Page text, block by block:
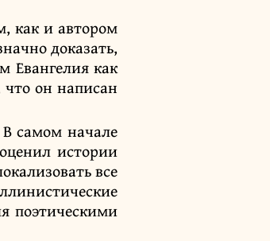
как и автором
доказать,
Евангелия как
он написан
самом начале
истории
все
поэтическими